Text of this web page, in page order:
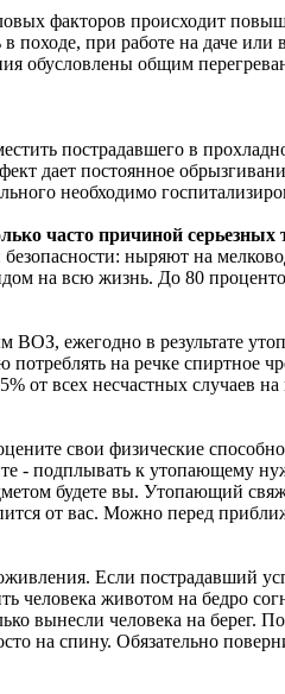
факторов происходит
при работе на даче или
обусловлены общим
пострадавшего в
дает постоянное
необходимо
часто причиной
ныряют на
на всю жизнь. До 80
ежегодно в результате
на речке спиртное
от всех несчастных случаев на
свои физические
- подплывать к утопающему
будете вы. Утопающий
от вас. Можно перед
Если пострадавший
человека животом на бедро
вынесли человека на берег.
на спину. Обязательно